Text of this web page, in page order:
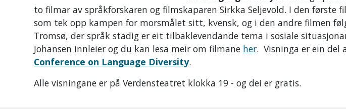
to filmar av språkforskaren og filmskaparen Sirkka Seljevold. I den første
som tek opp kampen for morsmålet sitt, kvensk, og i den andre filmen
Tromsø, der språk stadig er eit tilbaklevendande tema i sosiale
Johansen innleier og du kan lesa meir om filmane her. Visninga er ein del
Conference on Language Diversity.
Alle visningane er på Verdensteatret klokka 19 - og dei er gratis.